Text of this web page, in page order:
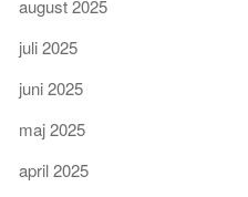
august 2025
juli 2025
juni 2025
maj 2025
april 2025